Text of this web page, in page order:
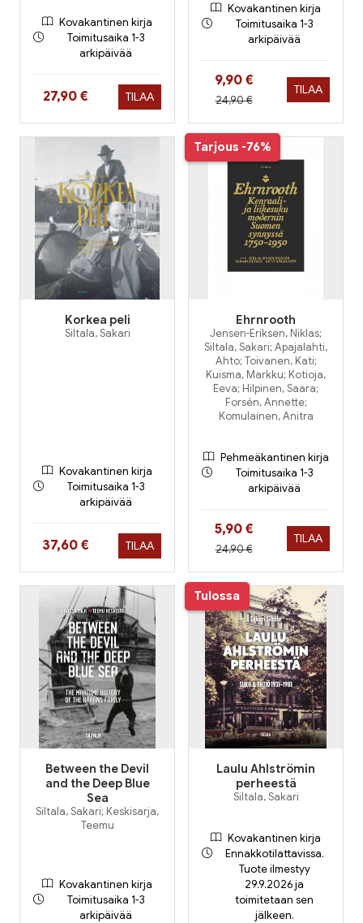
Kovakantinen kirja
Toimitusaika 1-3
arkipäivää
Hinta nyt
27,90 € TILAA
Kovakantinen kirja
Toimitusaika 1-3
arkipäivää
Hinta nyt
9,90 €
Hinta aiemmin
24,90 €
TILAA
Korkea peli
Siltala, Sakari
Kovakantinen kirja
Toimitusaika 1-3
arkipäivää
Hinta nyt
37,60 € TILAA
Tarjous -76%
Ehrnrooth
Jensen-Eriksen, Niklas;
Siltala, Sakari; Apajalahti,
Ahto; Toivanen, Kati;
Kuisma, Markku; Kotioja,
Eeva; Hilpinen, Saara;
Forsén, Annette;
Komulainen, Anitra
Pehmeäkantinen kirja
Toimitusaika 1-3
arkipäivää
Hinta nyt
5,90 €
Hinta aiemmin
24,90 €
TILAA
Between the Devil
and the Deep Blue
Sea
Siltala, Sakari; Keskisarja,
Teemu
Kovakantinen kirja
Toimitusaika 1-3
arkipäivää
Tulossa
Laulu Ahlströmin
perheestä
Siltala, Sakari
Kovakantinen kirja
Ennakkotilattavissa.
Tuote ilmestyy
29.9.2026 ja
toimitetaan sen
jälkeen.